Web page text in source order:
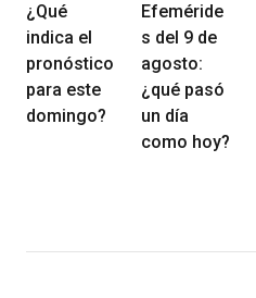
¿Qué
indica el
pronóstico
para este
domingo?
Efeméride
s del 9 de
agosto:
¿qué pasó
un día
como hoy?